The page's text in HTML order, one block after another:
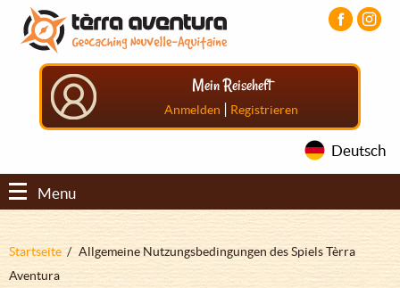
Direkt
zum
Inhalt
Aller
menu
principal
Aller
pied
Mein Reiseheft
Anmelden | Registrieren
Deutsch
Menu
Pfadnavigation
Startseite
Allgemeine Nutzungsbedingungen des Spiels Tèrra
Aventura